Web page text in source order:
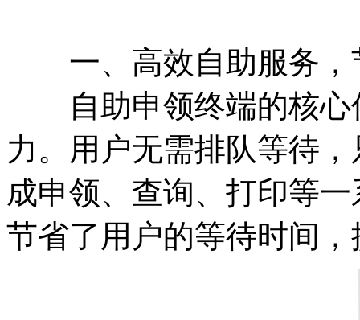
一、高效自助服务，
自助申领终端的核心
力。用户无需排队等待
成申领、查询、打印等
节省了用户的等待时间